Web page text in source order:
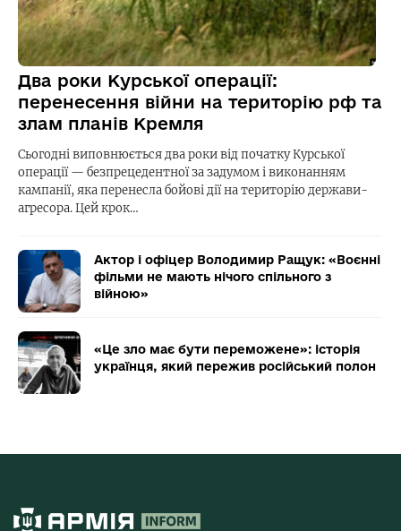
Два роки Курської операції:
перенесення війни на територію рф та
злам планів Кремля
Сьогодні виповнюється два роки від початку Курської
операції — безпрецедентної за задумом і виконанням
кампанії, яка перенесла бойові дії на територію держави-
агресора. Цей крок…
Актор і офіцер Володимир Ращук: «Воєнні
фільми не мають нічого спільного з
війною»
«Це зло має бути переможене»: історія
українця, який пережив російський полон